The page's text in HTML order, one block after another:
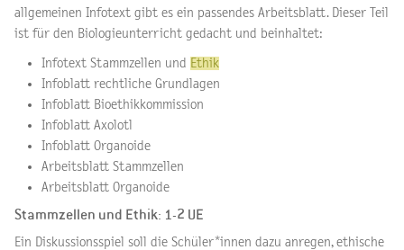
allgemeinen Infotext gibt es ein passendes Arbeitsblatt. Dieser Teil
ist für den Biologieunterricht gedacht und beinhaltet:
Infotext Stammzellen und Ethik
Infoblatt rechtliche Grundlagen
Infoblatt Bioethikkommission
Infoblatt Axolotl
Infoblatt Organoide
Arbeitsblatt Stammzellen
Arbeitsblatt Organoide
Stammzellen und Ethik: 1-2 UE
Ein Diskussionsspiel soll die Schüler*innen dazu anregen, ethische